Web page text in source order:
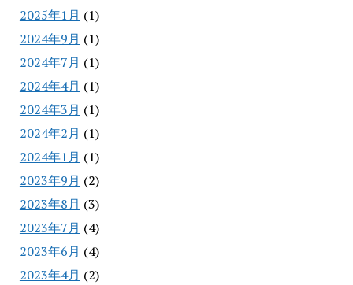
2025年1月 (1)
2024年9月 (1)
2024年7月 (1)
2024年4月 (1)
2024年3月 (1)
2024年2月 (1)
2024年1月 (1)
2023年9月 (2)
2023年8月 (3)
2023年7月 (4)
2023年6月 (4)
2023年4月 (2)